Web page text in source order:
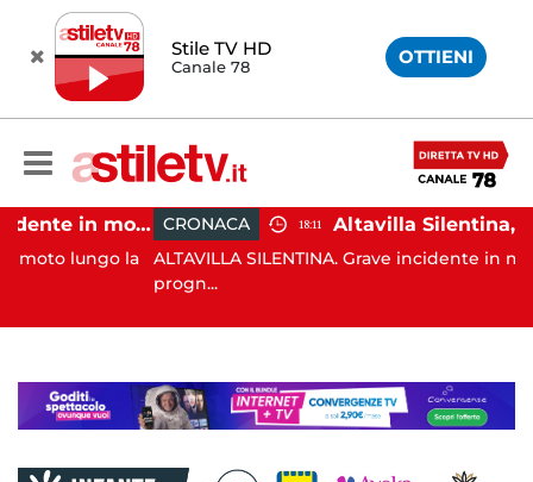
Stile TV HD
Canale 78 OTTIENI
Castellabate, incidente in moto: 27enne in ospedale
la
CRONACA 18:11
ALTAVILLA SILENTINA. Grave incidente in moto: